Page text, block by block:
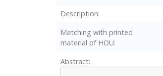
Description
Matching with printed
material of HOU
Abstract